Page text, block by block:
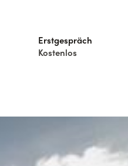
Erstgespräch
Kostenlos